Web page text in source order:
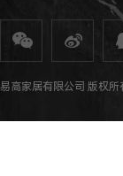
全屋定制 定制家具 整体
易高家居有限公司 版权